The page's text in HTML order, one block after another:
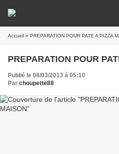
Accueil » PREPARATION POUR PATE A PIZZA
PREPARATION POUR
Publié le 08/03/2013 à 05:10
Par choupette88